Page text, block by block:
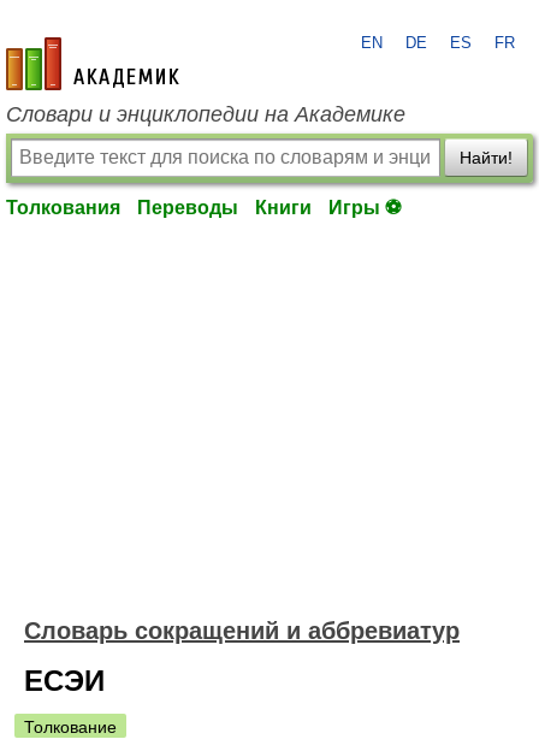
academic.ru
EN DE ES FR
Словари и энциклопедии на Академике
Найти!
Толкования Переводы Книги Игры ⚽
Словарь сокращений и аббревиатур
ЕСЭИ
Толкование